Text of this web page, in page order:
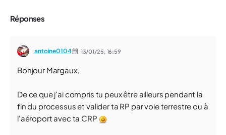
Réponses
antoine0104 13/01/25, 16:59
Bonjour Margaux,
De ce que j'ai compris tu peux être ailleurs pendant la
fin du processus et valider ta RP par voie terrestre ou à
l'aéroport avec ta CRP